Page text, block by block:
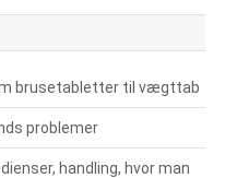
brusetabletter til vægttab
problemer
handling, hvor man